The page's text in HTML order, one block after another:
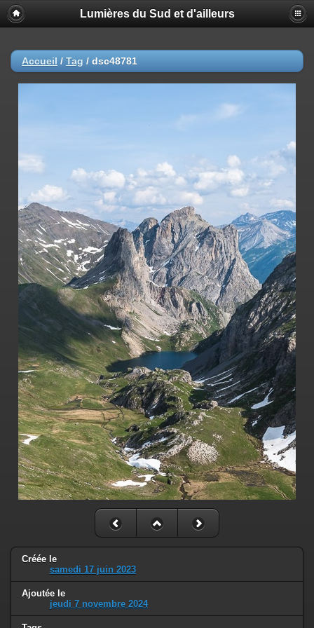
Lumières du Sud et d'ailleurs
Accueil / Tag / dsc48781
Créée le
samedi 17 juin 2023
Ajoutée le
jeudi 7 novembre 2024